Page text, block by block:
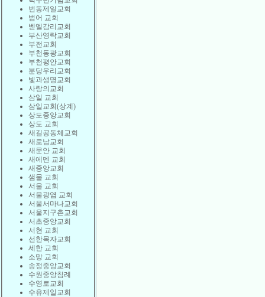
번동제일교회
범어 교회
벧엘감리교회
부산영락교회
부전교회
부천동광교회
부천평안교회
분당우리교회
빛과생명교회
사랑의교회
삼일 교회
삼일교회(상계)
상도중앙교회
상도 교회
새길공동체교회
새로남교회
새문안 교회
새에덴 교회
새중앙교회
샘물 교회
서울 교회
서울광염 교회
서울서마나교회
서울지구촌교회
서초중앙교회
서현 교회
선한목자교회
세한 교회
소망 교회
송정중앙교회
수원중앙침례
수영로교회
수유제일교회